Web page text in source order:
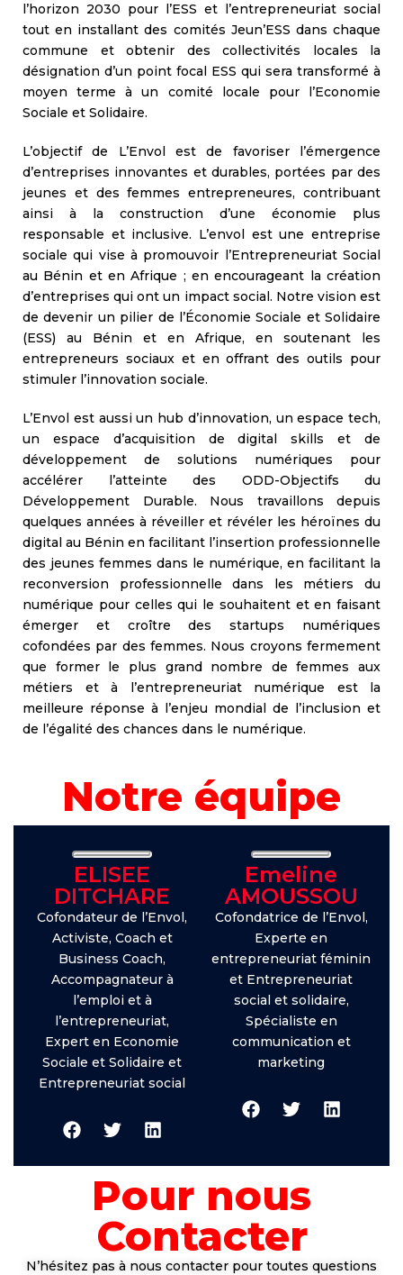
l’horizon 2030 pour l’ESS et l’entrepreneuriat social
tout en installant des comités Jeun’ESS dans chaque
commune et obtenir des collectivités locales la
désignation d’un point focal ESS qui sera transformé à
moyen terme à un comité locale pour l’Economie
Sociale et Solidaire.
L’objectif de L’Envol est de favoriser l’émergence
d’entreprises innovantes et durables, portées par des
jeunes et des femmes entrepreneures, contribuant
ainsi à la construction d’une économie plus
responsable et inclusive. L’envol est une entreprise
sociale qui vise à promouvoir l’Entrepreneuriat Social
au Bénin et en Afrique ; en encourageant la création
d’entreprises qui ont un impact social. Notre vision est
de devenir un pilier de l’Économie Sociale et Solidaire
(ESS) au Bénin et en Afrique, en soutenant les
entrepreneurs sociaux et en offrant des outils pour
stimuler l’innovation sociale.
L’Envol est aussi un hub d’innovation, un espace tech,
un espace d’acquisition de digital skills et de
développement de solutions numériques pour
accélérer l’atteinte des ODD-Objectifs du
Développement Durable. Nous travaillons depuis
quelques années à réveiller et révéler les héroïnes du
digital au Bénin en facilitant l’insertion professionnelle
des jeunes femmes dans le numérique, en facilitant la
reconversion professionnelle dans les métiers du
numérique pour celles qui le souhaitent et en faisant
émerger et croître des startups numériques
cofondées par des femmes. Nous croyons fermement
que former le plus grand nombre de femmes aux
métiers et à l’entrepreneuriat numérique est la
meilleure réponse à l’enjeu mondial de l’inclusion et
de l’égalité des chances dans le numérique.
Notre équipe
ELISEE
DITCHARE
Cofondateur de l’Envol,
Activiste, Coach et
Business Coach,
Accompagnateur à
l’emploi et à
l’entrepreneuriat,
Expert en Economie
Sociale et Solidaire et
Entrepreneuriat social
Emeline
AMOUSSOU
Cofondatrice de l’Envol,
Experte en
entrepreneuriat féminin
et Entrepreneuriat
social et solidaire,
Spécialiste en
communication et
marketing
Pour nous
Contacter
N’hésitez pas à nous contacter pour toutes questions